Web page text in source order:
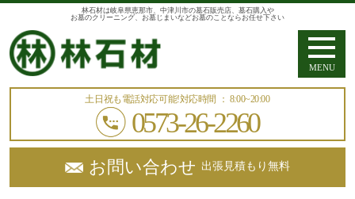
林石材は岐阜県恵那市、中津川市の墓石販売店、墓石購入や
お墓のクリーニング、お墓じまいなどお墓のことならお任せ下さい
MENU
土日祝も電話対応可能!対応時間 ： 8:00~20:00
0573-26-2260
お問い合わせ 出張見積もり無料